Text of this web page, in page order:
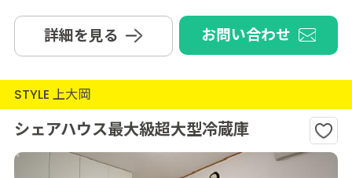
詳細を見る お問い合わせ
STYLE 上大岡
シェアハウス最大級超大型冷蔵庫